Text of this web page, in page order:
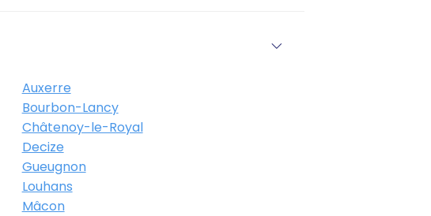
Auxerre
Bourbon-Lancy
Châtenoy-le-Royal
Decize
Gueugnon
Louhans
Mâcon